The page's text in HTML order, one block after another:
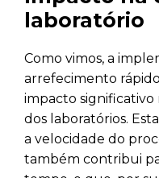
laboratório
Como vimos, a
arrefecimento
impacto significativo
dos laboratórios.
a velocidade do
também contribui